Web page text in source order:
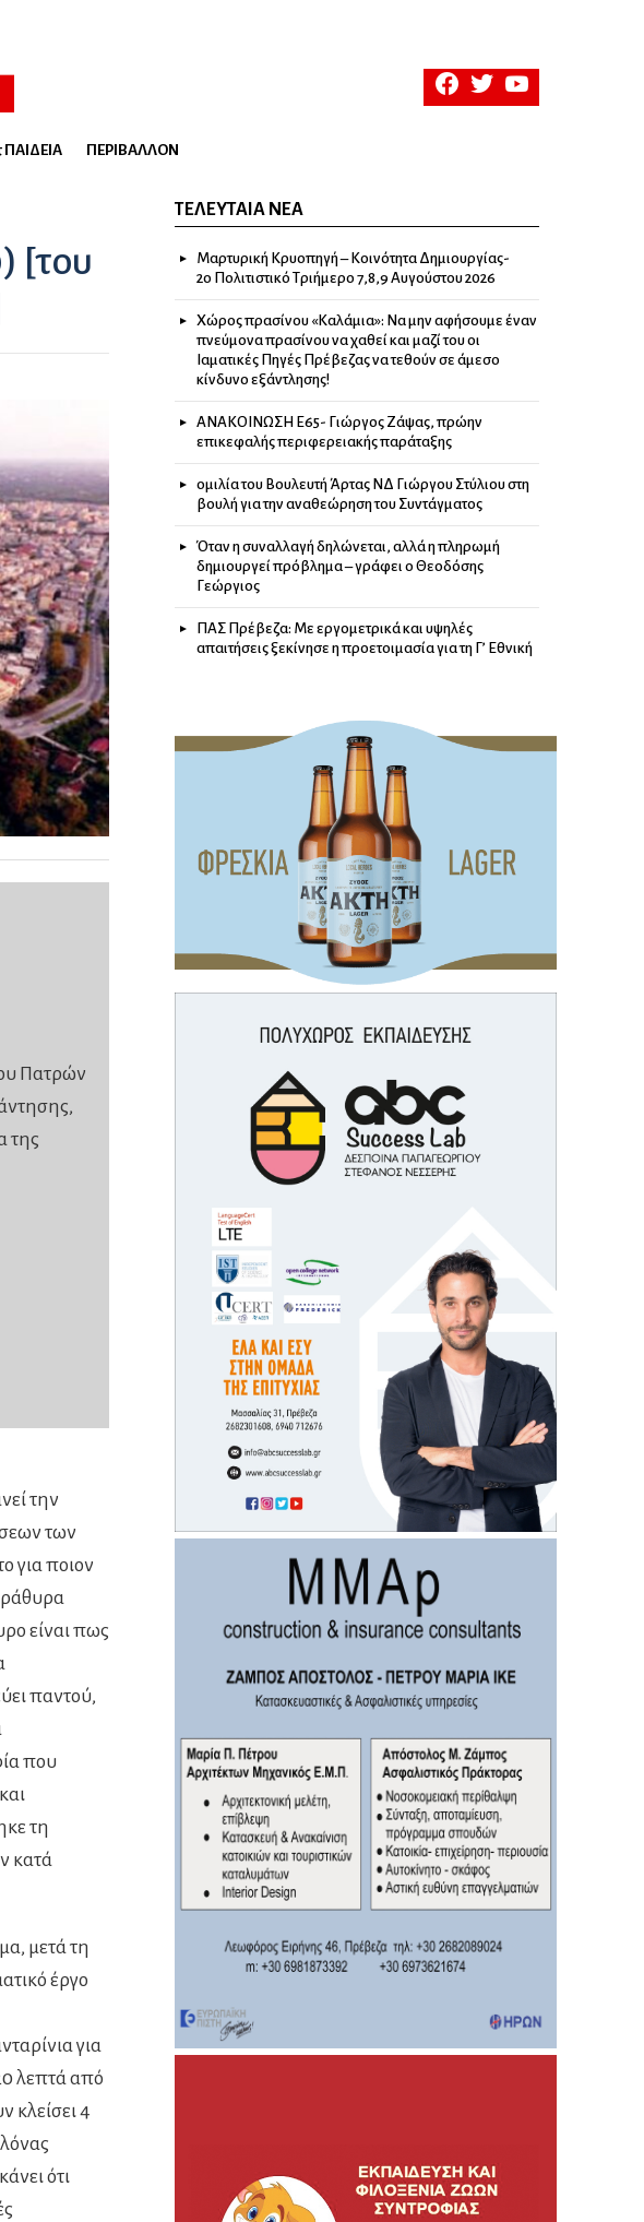
facebooktwitteryoutube
ΠΕΡΙΒΆΛΛΟΝ
[του
Πατρών
της
την
των
για ποιον
είναι πως
παντού,
που
τη
κατά
μετά τη
έργο
για
λεπτά από
κλείσει 4
ότι
ΤΕΛΕΥΤΑΊΑ ΝΈΑ
Μαρτυρική Κρυοπηγή – Κοινότητα Δημιουργίας-
2ο Πολιτιστικό Τριήμερο 7,8,9 Αυγούστου 2026
Χώρος πρασίνου «Καλάμια»: Να μην αφήσουμε έναν
πνεύμονα πρασίνου να χαθεί και μαζί του οι
Ιαματικές Πηγές Πρέβεζας να τεθούν σε άμεσο
κίνδυνο εξάντλησης!
ΑΝΑΚΟΙΝΩΣΗ Ε65- Γιώργος Ζάψας, πρώην
επικεφαλής περιφερειακής παράταξης
ομιλία του Βουλευτή Άρτας ΝΔ Γιώργου Στύλιου στη
βουλή για την αναθεώρηση του Συντάγματος
Όταν η συναλλαγή δηλώνεται, αλλά η πληρωμή
δημιουργεί πρόβλημα – γράφει ο Θεοδόσης
Γεώργιος
ΠΑΣ Πρέβεζα: Με εργομετρικά και υψηλές
απαιτήσεις ξεκίνησε η προετοιμασία για τη Γ’ Εθνική